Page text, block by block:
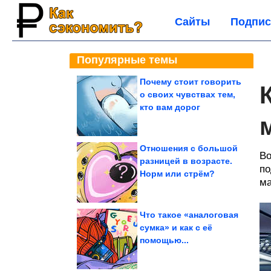
Сайты
Популярные темы
Почему стоит говорить
о своих чувствах тем,
кто вам дорог
Отношения с большой
разницей в возрасте.
Норм или стрём?
Что такое «аналоговая
сумка» и как с её
помощью...